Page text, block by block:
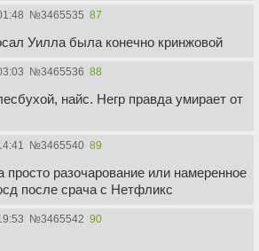
№3465535 87
Уилла была конечно кринжовой
№3465536 88
найс. Негр правда умирает от
№3465540 89
просто разочарование или намеренное
после срача с Нетфликс
№3465542 90